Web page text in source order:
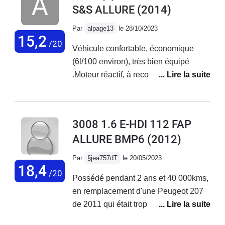
bien.Par contre : les feux de
(voir plus bas)Quel dommage pour un
bon véhicule !
15,2 /20
S&S ALLURE (2014)
Par alpage13 le 28/10/2023
Véhicule confortable, économique
(6l/100 environ), très bien équipé
.Moteur réactif, à recommander !
18,4/20
3008 1.6 E-HDI 112 FAP
ALLURE BMP6 (2012)
Par §jea757dT le 20/05/2023
Possédé pendant 2 ans et 40 000kms,
en remplacement d'une Peugeot 207
de 2011 qui était trop petite de coffre,